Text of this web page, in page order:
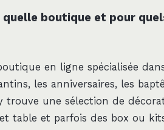
boutique et pour
en ligne spécialisée
les anniversaires, les
trouve une sélection de
table et parfois des box ou